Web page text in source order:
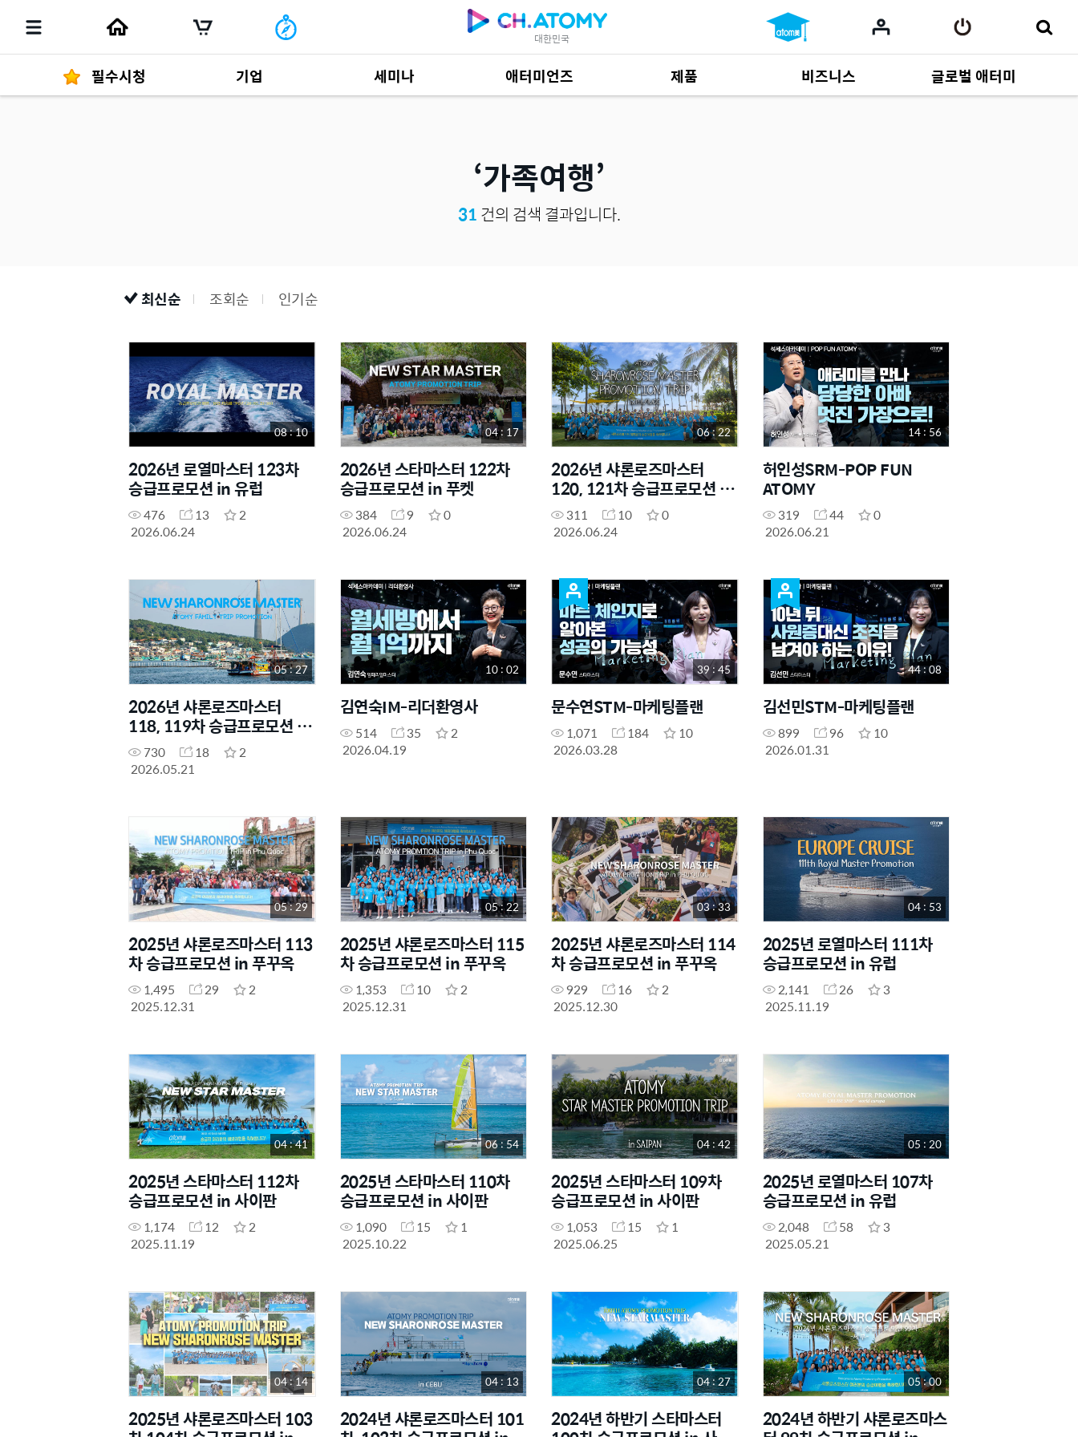
대한민국
필수시청 기업 세미나 애터미언즈 제품
제품 자료684
비즈니스
사업 자료165
글로벌 애터미
가족여행
31건의 검색 결과입니다.
최신순 조회순 인기순
08 : 10
2026년 로열마스터 123차
승급프로모션 in 유럽
476 13
2
2026.06.24
04 : 17
2026년 스타마스터 122차
승급프로모션 in 푸켓
384 9
0
2026.06.24
06 : 22
2026년 샤론로즈마스터
120, 121차 승급프로모션 in
푸꾸옥
311 10
0
2026.06.24
14 : 56
허인성SRM-POP FUN
ATOMY
319 44
0
2026.06.21
05 : 27
2026년 샤론로즈마스터
118, 119차 승급프로모션 in
푸꾸옥
730 18
2
2026.05.21
10 : 02
김연숙IM-리더환영사
514 35
2
2026.04.19
39 : 45
문수연STM-마케팅플랜
1,071 184
10
2026.03.28
44 : 08
김선민STM-마케팅플랜
899 96
10
2026.01.31
05 : 29
2025년 샤론로즈마스터 113
차 승급프로모션 in 푸꾸옥
1,495 29
2
2025.12.31
05 : 22
2025년 샤론로즈마스터 115
차 승급프로모션 in 푸꾸옥
1,353 10
2
2025.12.31
03 : 33
2025년 샤론로즈마스터 114
차 승급프로모션 in 푸꾸옥
929 16
2
2025.12.30
04 : 53
2025년 로열마스터 111차
승급프로모션 in 유럽
2,141 26
3
2025.11.19
04 : 41
2025년 스타마스터 112차
승급프로모션 in 사이판
1,174 12
2
2025.11.19
06 : 54
2025년 스타마스터 110차
승급프로모션 in 사이판
1,090 15
1
2025.10.22
04 : 42
2025년 스타마스터 109차
승급프로모션 in 사이판
1,053 15
1
2025.06.25
05 : 20
2025년 로열마스터 107차
승급프로모션 in 유럽
2,048 58
3
2025.05.21
04 : 14
2025년 샤론로즈마스터 103
04 : 13
2024년 샤론로즈마스터 101
04 : 27
2024년 하반기 스타마스터
05 : 00
2024년 하반기 샤론로즈마스